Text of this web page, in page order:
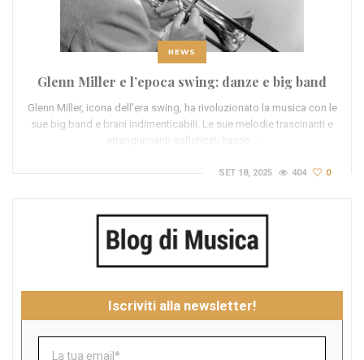
NEWS
Glenn Miller e l’epoca swing: danze e big band
Glenn Miller, icona dell'era swing, ha rivoluzionato la musica con le
sue big band e brani indimenticabili. Le sue melodie trascinanti e
arrangiamenti sofisticati hanno…
SET 18, 2025 404 0
Iscriviti alla newsletter!